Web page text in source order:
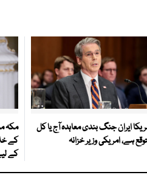
ایران جنگ بندی معاہدہ آج یا کل
ہے، امریکی وزیر خزانہ
مکہ
کے
کے